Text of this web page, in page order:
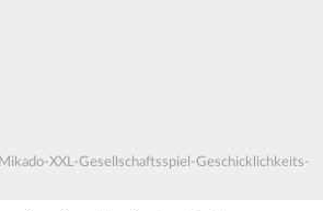
XXL-Gesellschaftsspiel-Geschicklichkeits-